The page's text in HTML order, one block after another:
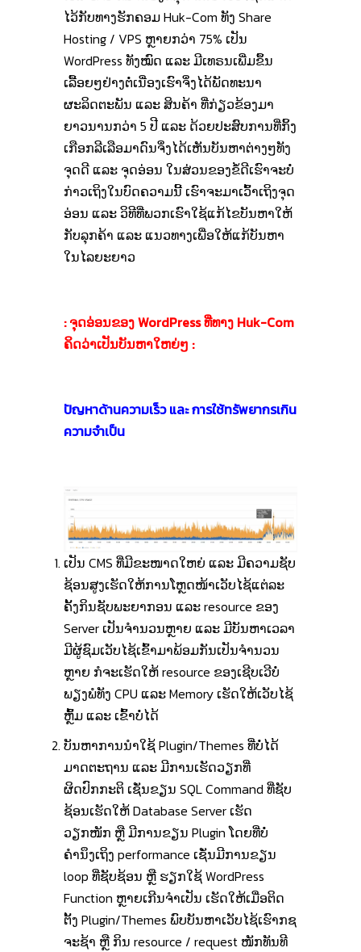
ໄວ້ກັບທາງຮັກຄອມ Huk-Com ທັງ Share
Hosting / VPS ຫຼາຍກວ່າ 75% ເປັນ
WordPress ທັງໝົດ ແລະ ມີເທຣນເພີ່ມຂຶ້ນ
ເລື້ອຍໆຢ່າງຕໍ່ເນື່ອງເຮົາຈຶ່ງໄດ້ພັດທະນາ
ຜະລິດຕະພັນ ແລະ ສິນຄ້າ ທີ່ກ່ຽວຂ້ອງມາ
ຍາວນານກວ່າ 5 ປີ ແລະ ດ້ວຍປະສົບການທີ່ກິ້ງ
ເກືອກລີເລືອມາດົນຈຶ່ງໄດ້ເຫັນບັນຫາຕ່າງໆທັງ
ຈຸດດີ ແລະ ຈຸດອ່ອນ ໃນສ່ວນຂອງຂໍ້ດີເຮົາຈະບໍ່
ກ່າວເຖິງໃນບົດຄວາມນີ້ ເຮົາຈະມາເວົ້າເຖິງຈຸດ
ອ່ອນ ແລະ ວິທີທີ່ພວກເຮົາໃຊ້ແກ້ໄຂບັນຫາໃຫ້
ກັບລຸກຄ້າ ແລະ ແນວທາງເພື່ອໃຫ້ແກ້ບັນຫາ
ໃນໄລຍະຍາວ
: ຈຸດອ່ອນຂອງ WordPress ທີ່ທາງ Huk-Com
ຄິດວ່າເປັນບັນຫາໃຫຍ່ໆ :
ปัญหาด้านความเร็ว และ การใช้ทรัพยากรเกิน
ความจำเป็น
ເປັນ CMS ທີ່ມີຂະໜາດໃຫຍ່ ແລະ ມີຄວາມຊັບ
ຊ້ອນສູງເຮັດໃຫ້ການໂຫຼດໜ້າເວັບໄຊ້ແຕ່ລະ
ຄັ້ງກິນຊັບພະຍາກອນ ແລະ resource ຂອງ
Server ເປັນຈໍານວນຫຼາຍ ແລະ ມີບັນຫາເວລາ
ມີຜູ້ຊົມເວັບໄຊ້ເຂົ້າມາພ້ອມກັນເປັນຈໍານວນ
ຫຼາຍ ກໍຈະເຮັດໃຫ້ resource ຂອງເຊີບເວີບໍ່
ພຽງພໍທັງ CPU ແລະ Memory ເຮັດໃຫ້ເວັບໄຊ້
ຫຼົ້ມ ແລະ ເຂົ້າບໍ່ໄດ້
ບັນຫາການນໍາໃຊ້ Plugin/Themes ທີ່ບໍ່ໄດ້
ມາດຕະຖານ ແລະ ມີການເຮັດວຽກທີ່
ຜິດປົກກະຕິ ເຊັ່ນຂຽນ SQL Command ທີ່ຊັບ
ຊ້ອນເຮັດໃຫ້ Database Server ເຮັດ
ວຽກໜັກ ຫຼື ມີການຂຽນ Plugin ໂດຍທີ່ບໍ່
ຄໍານຶງເຖິງ performance ເຊັ່ນມີການຂຽນ
loop ທີ່ຊັບຊ້ອນ ຫຼື ຮຽກໃຊ້ WordPress
Function ຫຼາຍເກີນຈໍາເປັນ ເຮັດໃຫ້ເມື່ອຕິດ
ຕັ້ງ Plugin/Themes ພົບບັນຫາເວັບໄຊ້ເຮົາກຊ
ຈະຊ້າ ຫຼື ກິນ resource / request ໜັກທັນທີ